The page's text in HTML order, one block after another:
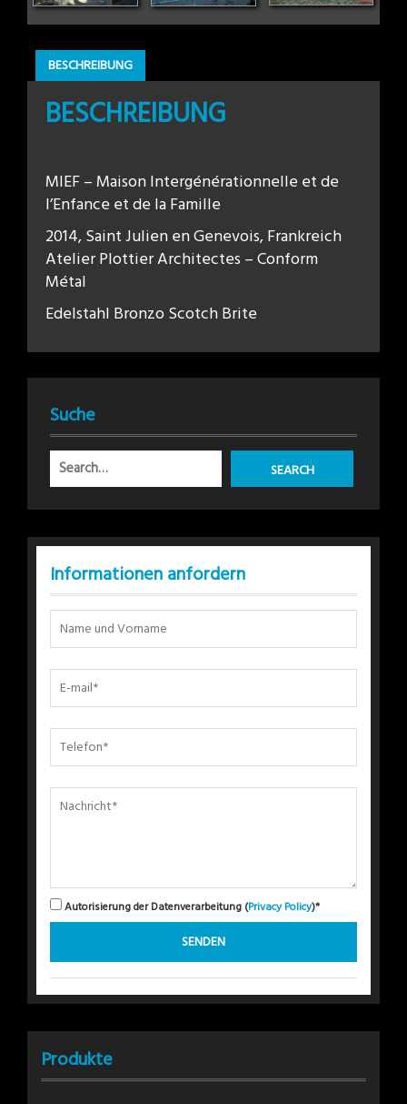
BESCHREIBUNG
BESCHREIBUNG
MIEF – Maison Intergénérationnelle et de
l’Enfance et de la Famille
2014, Saint Julien en Genevois, Frankreich
Atelier Plottier Architectes – Conform
Métal
Edelstahl Bronzo Scotch Brite
Suche
Informationen anfordern
Autorisierung der Datenverarbeitung (Privacy Policy)*
Produkte